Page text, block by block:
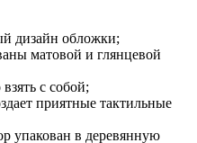
дизайн обложки;
матовой и глянцевой
с собой;
приятные тактильные
упакован в деревянную